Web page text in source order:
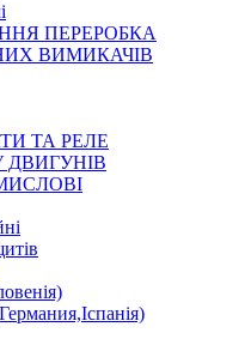
ПЕРЕРОБКА
ВИМИКАЧІВ
ТА РЕЛЕ
ДВИГУНІВ